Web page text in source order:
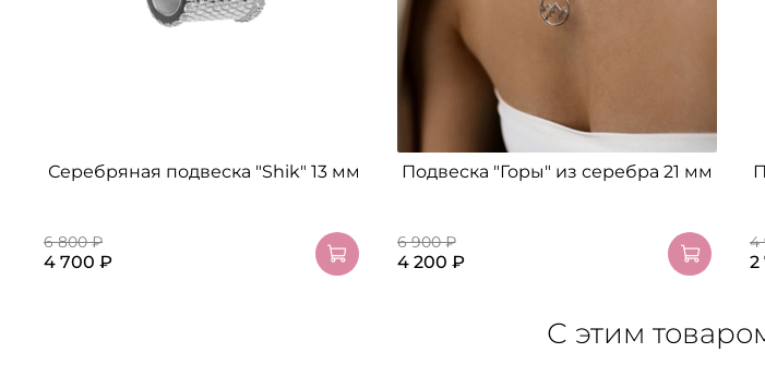
Серебряная подвеска "Shik" 13 мм
6 800 ₽
4 700 ₽
Подвеска "Горы" из серебра 21 мм
6 900 ₽
4 200 ₽
4
2
С этим